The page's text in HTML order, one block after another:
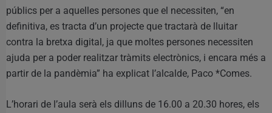
públics per a aquelles persones que el necessiten, “en
definitiva, es tracta d’un projecte que tractarà de lluitar
contra la bretxa digital, ja que moltes persones necessiten
ajuda per a poder realitzar tràmits electrònics, i encara més a
partir de la pandèmia” ha explicat l’alcalde, Paco *Comes.
L’horari de l’aula serà els dilluns de 16.00 a 20.30 hores, els